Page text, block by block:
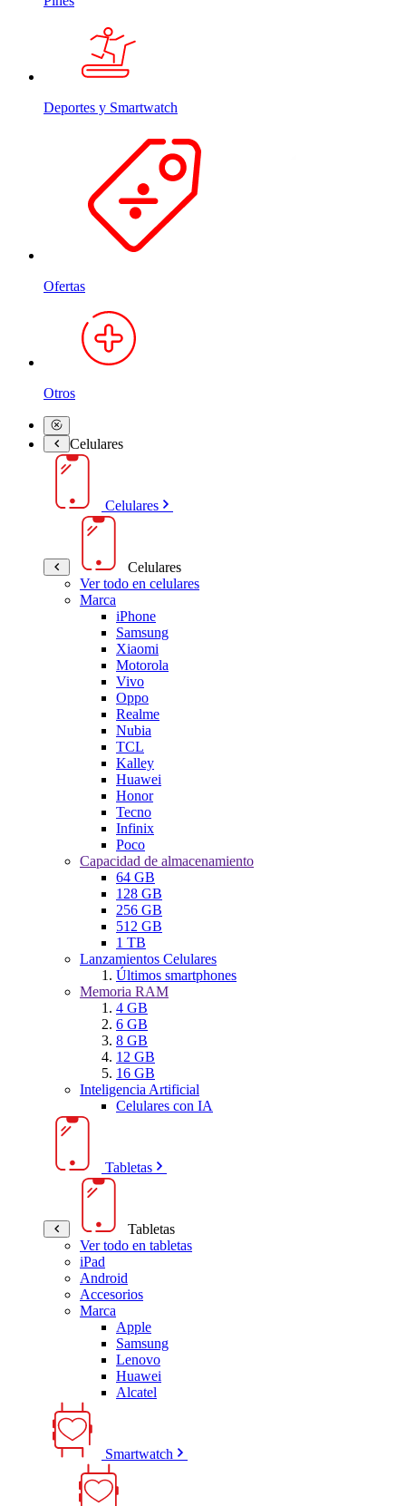
Deportes y Smartwatch
Ofertas
Otros
Celulares
Celulares
Celulares
Ver todo en celulares
Marca
iPhone
Samsung
Xiaomi
Motorola
Vivo
Oppo
Realme
Nubia
TCL
Kalley
Huawei
Honor
Tecno
Infinix
Poco
Capacidad de almacenamiento
64 GB
128 GB
256 GB
512 GB
1 TB
Lanzamientos Celulares
Últimos smartphones
Memoria RAM
4 GB
6 GB
8 GB
12 GB
16 GB
Inteligencia Artificial
Celulares con IA
Tabletas
Tabletas
Ver todo en tabletas
iPad
Android
Accesorios
Marca
Apple
Samsung
Lenovo
Huawei
Alcatel
Smartwatch